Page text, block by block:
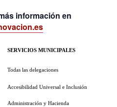
información en
SERVICIOS MUNICIPALES
Todas las delegaciones
Accesibilidad Universal e Inclusión
Administración y Hacienda